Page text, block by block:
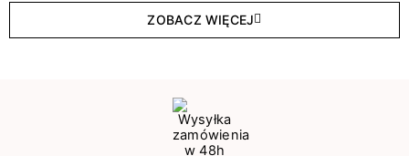
ZOBACZ WIĘCEJ